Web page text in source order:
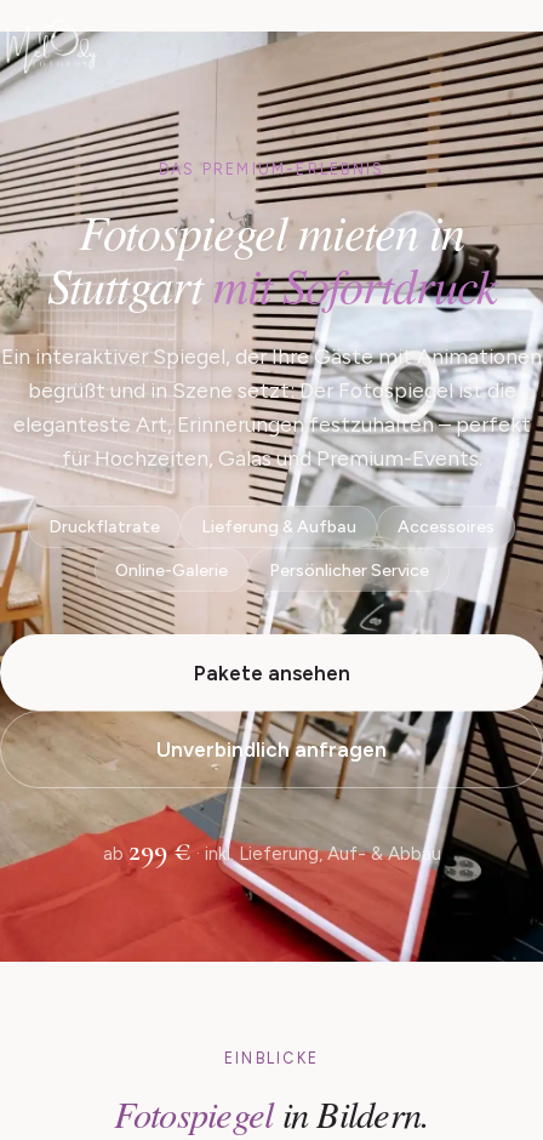
DAS PREMIUM-ERLEBNIS
Fotospiegel mieten in
Stuttgartmit Sofortdruck
Ein interaktiver Spiegel, der Ihre Gäste mit Animationen
begrüßt und in Szene setzt: Der Fotospiegel ist die
eleganteste Art, Erinnerungen festzuhalten – perfekt
für Hochzeiten, Galas und Premium-Events.
Druckflatrate Lieferung & Aufbau Accessoires
Online-Galerie Persönlicher Service
Pakete ansehen
Unverbindlich anfragen
ab 299 € · inkl. Lieferung, Auf- & Abbau
EINBLICKE
Fotospiegelin Bildern.